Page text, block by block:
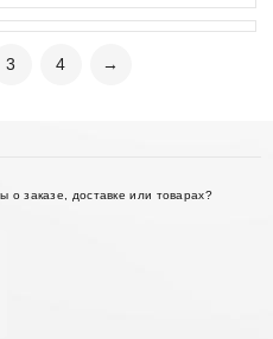
3 4 →
о заказе, доставке или товарах?